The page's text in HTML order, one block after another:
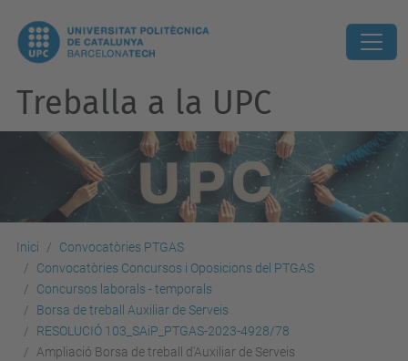
Treballa a la UPC
Inici
Convocatòries PTGAS
Convocatòries Concursos i Oposicions del PTGAS
Concursos laborals - temporals
Borsa de treball Auxiliar de Serveis
RESOLUCIÓ 103_SAiP_PTGAS-2023-4928/78
Ampliació Borsa de treball d'Auxiliar de Serveis